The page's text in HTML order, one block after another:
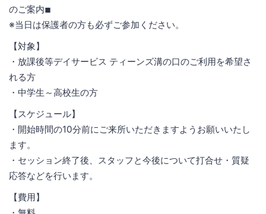
のご案内◾︎
※当日は保護者の方も必ずご参加ください。
【対象】
・放課後等デイサービス ティーンズ溝の口のご利用を希望さ
れる方
・中学生～高校生の方
【スケジュール】
・開始時間の10分前にご来所いただきますようお願いいたし
ます。
・セッション終了後、スタッフと今後について打合せ・質疑
応答などを行います。
【費用】